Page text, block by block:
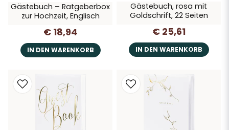
Gästebuch – Ratgeberbox
zur Hochzeit, Englisch
€ 18,94
IN DEN WARENKORB
Gästebuch, rosa mit
Goldschrift, 22 Seiten
€ 25,61
IN DEN WARENKORB